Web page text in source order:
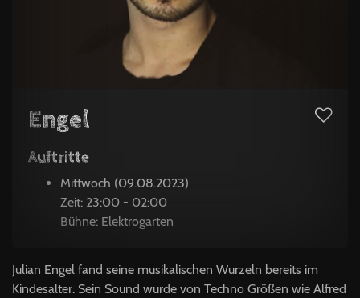
Engel
Auftritte
Mittwoch (09.08.2023)
Zeit: 23:00 - 02:00
Bühne: Elektrogarten
Julian Engel fand seine musikalischen Wurzeln bereits im
Kindesalter. Sein Sound wurde von Techno Größen wie Alfred